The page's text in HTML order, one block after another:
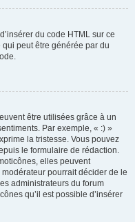
du code HTML sur ce
peut être générée par du
être utilisées grâce à un
Par exemple, « :) »
la tristesse. Vous pouvez
le formulaire de rédaction.
elles peuvent
pourrait décider de le
administrateurs du forum
qu’il est possible d’insérer